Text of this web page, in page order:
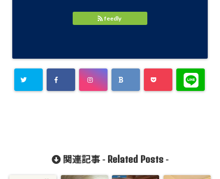
feedly
関連記事 - Related Posts-